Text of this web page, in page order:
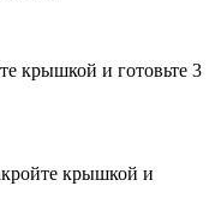
крышкой и готовьте 3
крышкой и